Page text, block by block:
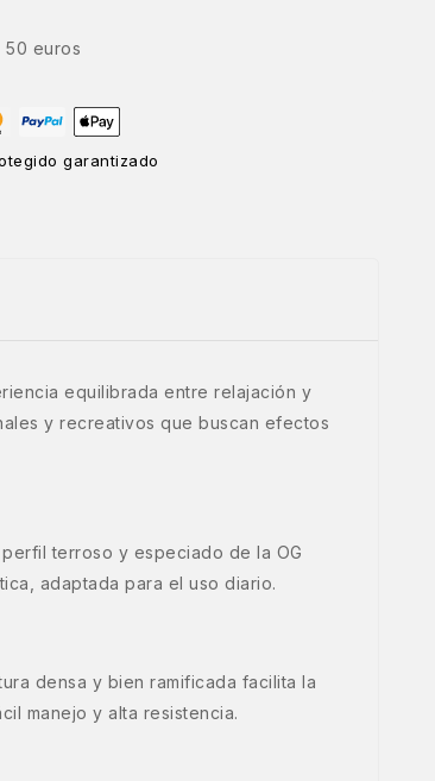
euros
garantizado
equilibrada entre relajación y
y recreativos que buscan efectos
terroso y especiado de la OG
adaptada para el uso diario.
densa y bien ramificada facilita la
manejo y alta resistencia.